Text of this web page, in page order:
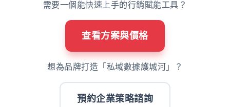
需要一個能快速上手的行銷賦能工具？
查看方案與價格
想為品牌打造「私域數據護城河」？
預約企業策略諮詢